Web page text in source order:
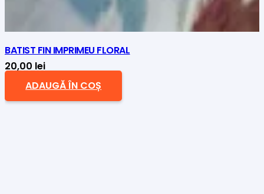
BATIST FIN IMPRIMEU FLORAL
20,00 lei
ADAUGĂ ÎN COȘ